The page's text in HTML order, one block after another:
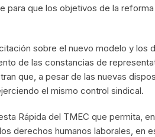
que los objetivos de la
sobre el nuevo modelo y los
de las constancias de
que, a pesar de las nuevas
el mismo control sindical.
Rápida del TMEC que permita,
derechos humanos laborales, en